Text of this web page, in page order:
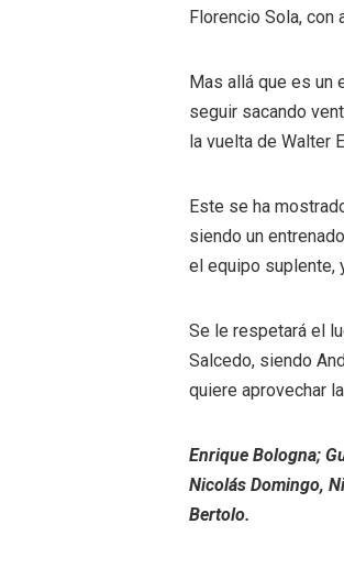
Florencio Sola, con
Mas allá que es un
seguir sacando
la vuelta de Walter
Este se ha
siendo un
el equipo suplente,
Se le respetará el
Salcedo, siendo
quiere aprovechar
Enrique Bologna;
Nicolás Domingo,
Bertolo.